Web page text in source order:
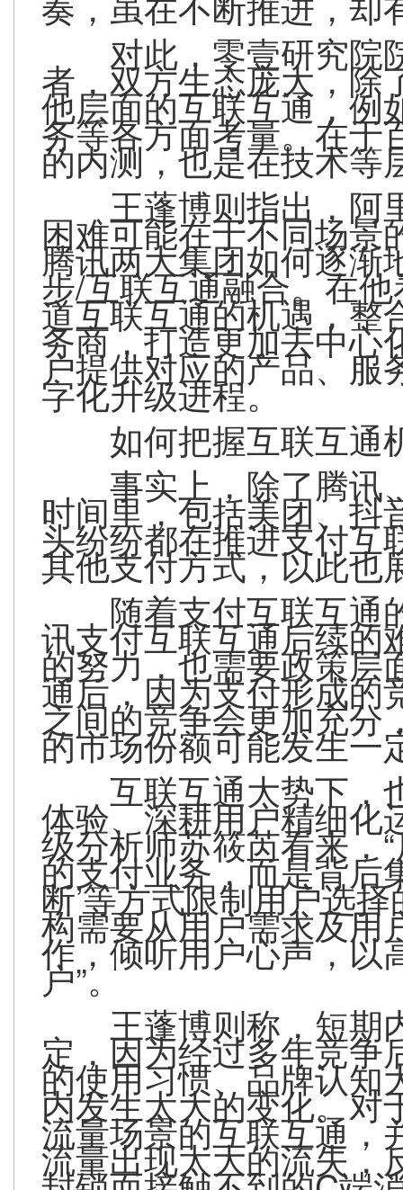
对此，零壹研究院
者，双方生态庞大，除
他层面的互联互通，例
务等各方面考量。在于
的内测，也是在技术等
王蓬博则指出，阿
困难可能在于不同场景
腾讯两大集团如何逐渐
步/互联互通融合。在
道互联互通的机遇，整
务商，打造更加去中心
户提供对应的产品、服
字化升级进程。
如何把握互联互通
事实上，除了腾讯
时间里，包括美团、抖
头纷纷都在推进支付互
其他支付方式，以此也
随着支付互联互通
讯支付互联互通后续的
的努力，也需要政策层
通后，因为支付形成的
之间的竞争会更加充分
的市场份额可能发生一
互联互通大势下，
体验、深耕用户精细化
级分析师苏筱芮看来，
的支付业务，而是背后
断’等方式限制用户选
构需要从用户需求及用
作，倾听用户心声，以
户”。
王蓬博则称，短期
定，因为经过多年竞争
的使用习惯、品牌认知
内发生太大的变化。对
流量场景的互联互通，
流量出现太大的流失，